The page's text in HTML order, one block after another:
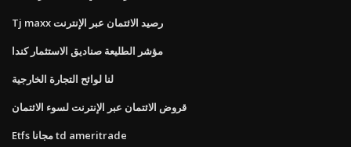
Tj maxx رصيد الائتمان عبر الإنترنت
مؤشر الطليعة صناديق الاستثمار كندا
لنا لوائح التجارة الخارجية
قروض الائتمان عبر الإنترنت لسوء الائتمان
Etfs مجانا td ameritrade